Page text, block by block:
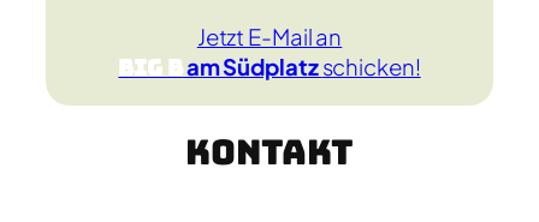
Jetzt E-Mail an
Big Bam Südplatzschicken!
Kontakt